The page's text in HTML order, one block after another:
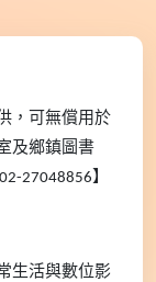
，可無償用於
及鄉鎮圖書
02-27048856】
生活與數位影